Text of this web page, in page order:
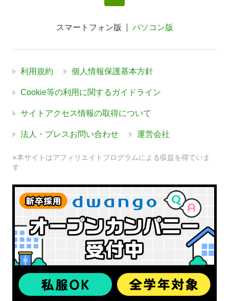
スマートフォン版 パソコン版
利用規約 個人情報保護基本方針
Cookie等の利用に関するガイドライン
サイトアクセス情報の取得について
法人・プレスお問い合わせ 運営会社
※本サイトはアフィリエイトプログラムによる収益を得ていま
す